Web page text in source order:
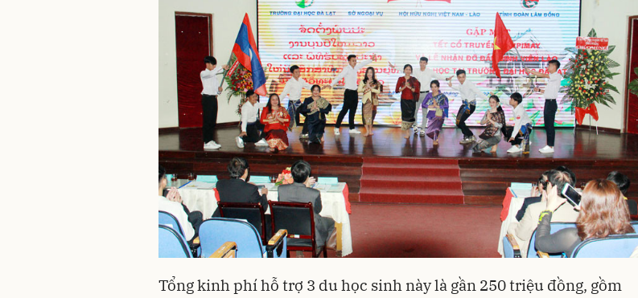
Tổng kinh phí hỗ trợ 3 du học sinh này là gần 250 triệu đồng, gồm